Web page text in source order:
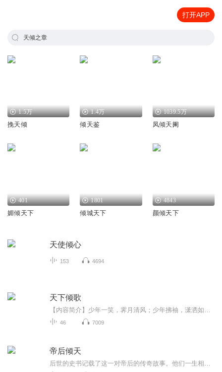
打开APP
天倾之章
1.5万
挽天倾
1.4万
倾天鉴
1039.5万
凤倾天阑
401
媚倾天下
1801
倾城天下
4843
颜倾天下
天使倾心
153 4694
天下倾歌
46 7009
帝后倾天